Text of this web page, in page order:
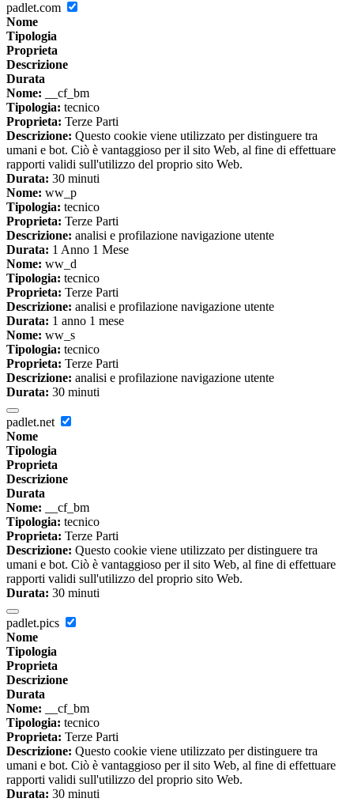
padlet.com
Nome
Tipologia
Proprieta
Descrizione
Durata
Nome: __cf_bm
Tipologia: tecnico
Proprieta: Terze Parti
Descrizione: Questo cookie viene utilizzato per distinguere tra
umani e bot. Ciò è vantaggioso per il sito Web, al fine di effettuare
rapporti validi sull'utilizzo del proprio sito Web.
Durata: 30 minuti
Nome: ww_p
Tipologia: tecnico
Proprieta: Terze Parti
Descrizione: analisi e profilazione navigazione utente
Durata: 1 Anno 1 Mese
Nome: ww_d
Tipologia: tecnico
Proprieta: Terze Parti
Descrizione: analisi e profilazione navigazione utente
Durata: 1 anno 1 mese
Nome: ww_s
Tipologia: tecnico
Proprieta: Terze Parti
Descrizione: analisi e profilazione navigazione utente
Durata: 30 minuti
padlet.net
Nome
Tipologia
Proprieta
Descrizione
Durata
Nome: __cf_bm
Tipologia: tecnico
Proprieta: Terze Parti
Descrizione: Questo cookie viene utilizzato per distinguere tra
umani e bot. Ciò è vantaggioso per il sito Web, al fine di effettuare
rapporti validi sull'utilizzo del proprio sito Web.
Durata: 30 minuti
padlet.pics
Nome
Tipologia
Proprieta
Descrizione
Durata
Nome: __cf_bm
Tipologia: tecnico
Proprieta: Terze Parti
Descrizione: Questo cookie viene utilizzato per distinguere tra
umani e bot. Ciò è vantaggioso per il sito Web, al fine di effettuare
rapporti validi sull'utilizzo del proprio sito Web.
Durata: 30 minuti